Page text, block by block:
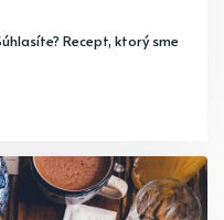
Recept, ktorý sme